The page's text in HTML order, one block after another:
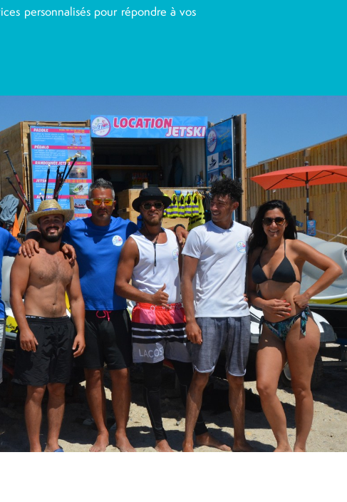
personnalisés pour répondre à vos